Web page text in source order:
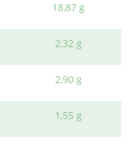
18,87 g
2,32 g
2,90 g
1,55 g